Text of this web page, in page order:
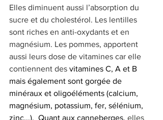
Elles diminuent aussi l’absorption du
sucre et du cholestérol. Les lentilles
sont riches en anti-oxydants et en
magnésium. Les pommes, apportent
aussi leurs dose de vitamines car elle
contiennent des vitamines C, A et B
mais également sont gorgée de
minéraux et oligoéléments (calcium,
magnésium, potassium, fer, sélénium,
zinc...).  Quant aux canneberges, elles